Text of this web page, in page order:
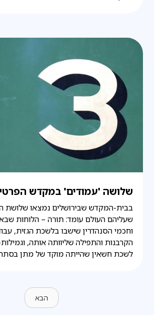
שלושה 'עמודים' במקדש
בבית-המקדש שבירושלים נמצאו שלושת
שעליהם העולם עומד: תורה – הלוחות
וחכמי הסנהדרין שישבו בלשכת הגזית,
הקרבנות והתפילה שליוותה אותה,
לשכת חשאין שהייתה מוקד של מתן
הבא